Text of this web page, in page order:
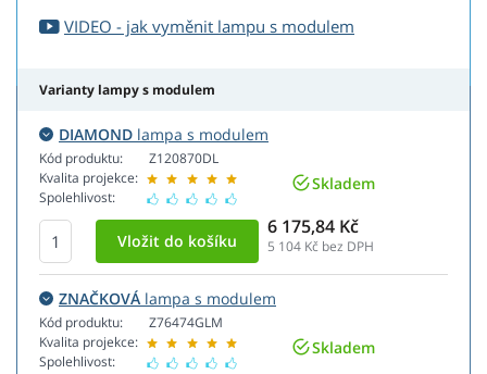
VIDEO - jak vyměnit lampu s modulem
Varianty lampy s modulem
DIAMOND lampa s modulem
Kód produktu:
Kvalita projekce:
Spolehlivost:
Z120870DL
Skladem
6 175,84 Kč
5 104 Kč bez DPH
ZNAČKOVÁ lampa s modulem
Kód produktu:
Kvalita projekce:
Spolehlivost:
Z76474GLM
Skladem